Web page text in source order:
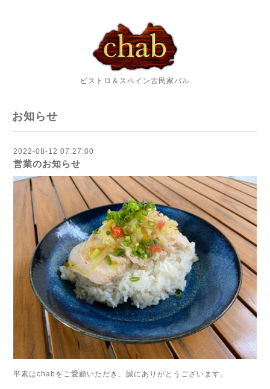
ビストロ＆スペイン古民家バル
お知らせ
2022-08-12 07:27:00
営業のお知らせ
平素はchabをご愛顧いただき、誠にありがとうございます。